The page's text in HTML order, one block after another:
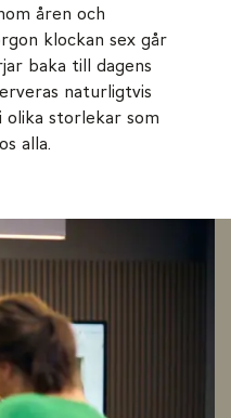
åren och
klockan sex går
baka till dagens
naturligtvis
olika storlekar som
alla.